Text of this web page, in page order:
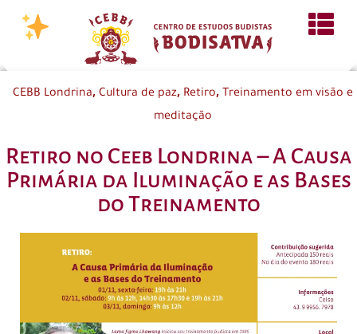
CEBB Londrina, Cultura de paz, Retiro, Treinamento em visão e
meditação
Retiro no Ceeb Londrina – A Causa
Primária da Iluminação e as Bases
do Treinamento